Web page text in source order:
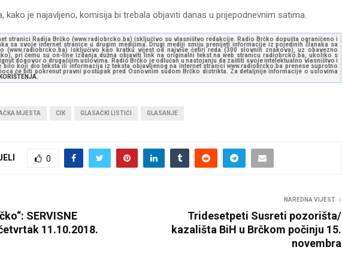
kako je najavljeno, komisija bi trebala objaviti danas u prijepodnevnim satima.
stranici Radija Brčko (www.radiobrcko.ba) isključivo su vlasništvo redakcije. Radio Brčko dopušta ograničeno i
sa svoje internet stranice u drugim medijima. Drugi mediji smiju prenijeti informacije iz pojedinih članaka sa
(www.radiobrcko.ba) isključivo kao kratku vijest od najviše četiri reda (300 slovnih znakova), uz obavezno
pri čemu su on-line izdanja dužna objaviti link na originalni tekst na web stranicu radiobrcko.ba, ukoliko s
dogovor o drugačijim uslovima. Radio Brčko je odlučan u nastojanju da zaštiti svoje intelektualno vlasništvo i
koji dio teksta ili informacija iz teksta objavljenog na internet stranici www.radiobrcko.ba prenese suprotno
će biti pokrenut pravni postupak pred Osnovnim sudom Brčko distrikta. Za detaljnije informacije o uslovima
MJESTA CIK GLASAČKI LISTIĆI GLASANJE
0
SERVISNE
11.10.2018.
NAREDNA VIJEST
Tridesetpeti Susreti pozorišta/
kazališta BiH u Brčkom počinju 15.
novembra